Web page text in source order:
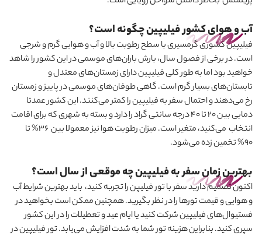
آب و هوای کشور فیلیپین چگونه است؟
فیلیپین کشوری گرمسیری با سطح رطوبت بالا و آب و هوایی گرم و شرجی
است. در برخی از فصول سال، بارش باران‌های موسمی در این کشور را شاهد
خواهید بود اما به طور کلی فیلیپین دارای زمستان‌های معتدل و
تابستان‌های بسیار گرم است. گاهی طوفان‌های موسمی در پاییز و زمستان
رخ میدهند و احتمال سفر به فیلیپین را کمتر میکنند. این کشور عمدتا
دمایی بین ۲۰ تا ۴۰ درجه سانتی گراد را دارد و بسته به شهری که برای اقامت
انتخاب می
کنید، متغیر است. میزان رطوبت هوا نیز معمولا بین ۳۶% تا
۹۰% تخمین زده می
شود.
بهترین زمان سفر به فیلیپین چه موقعی از سال است؟
اکنون تصمیم دارید سفر با تور فیلیپن را تجربه کنید، باید بهترین شرایط آب
‌و هوایی و قیمت‌ تورها را در نظر بگیرید. همچنین ممکن است بخواهید در
فستیوال‌های فیلیپین شرکت کنید یا ایام عید و تعطیلات را در این کشور
سپری کنید. بنابراین هزینه تور شما به شدت افزایش می‌یابد. تور فیلیپین در